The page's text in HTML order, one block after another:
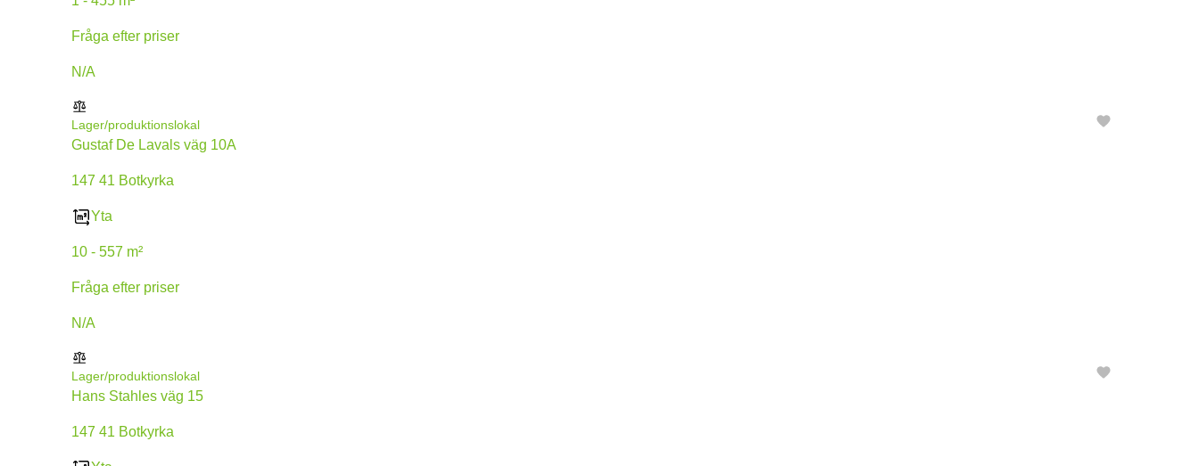
Fråga efter priser
N/A
Lager/produktionslokal
Gustaf De Lavals väg 10A
147 41 Botkyrka
Yta
10 - 557 m²
Fråga efter priser
N/A
Lager/produktionslokal
Hans Stahles väg 15
147 41 Botkyrka